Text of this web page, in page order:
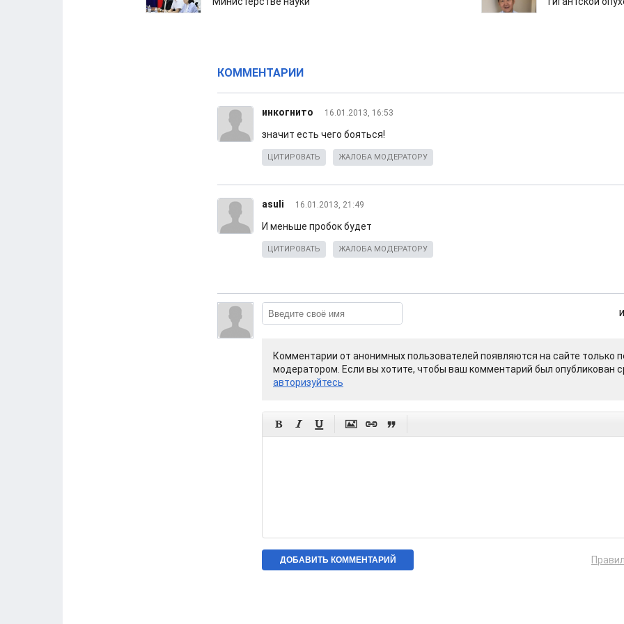
КОММЕНТАРИИ
инкогнито 16.01.2013, 16:53
значит есть чего бояться!
ЦИТИРОВАТЬ ЖАЛОБА МОДЕРАТОРУ
asuli 16.01.2013, 21:49
И меньше пробок будет
ЦИТИРОВАТЬ ЖАЛОБА МОДЕРАТОРУ
Комментарии от анонимных пользователей появляются на сайте только
модератором. Если вы хотите, чтобы ваш комментарий был опубликован
авторизуйтесь
     